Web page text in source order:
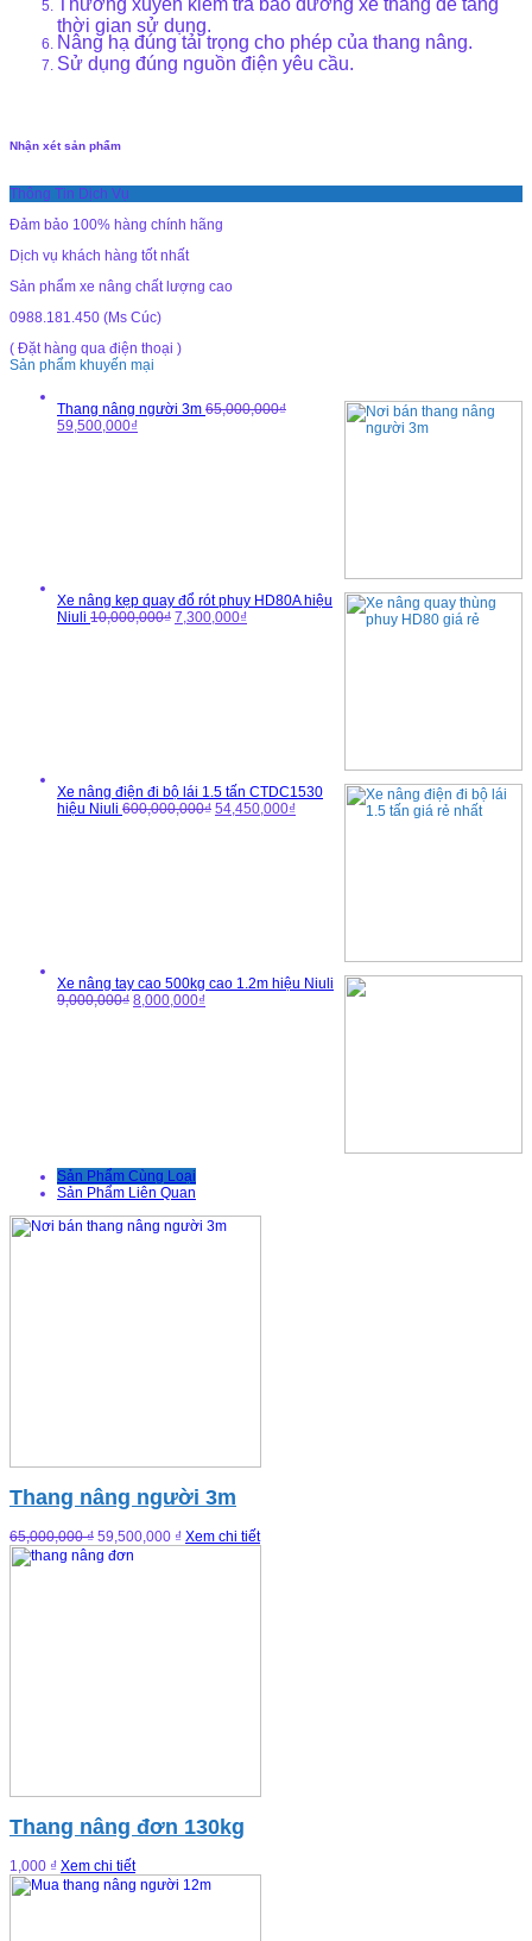
Thường xuyên kiểm tra bảo dưỡng xe thang để tăng
thời gian sử dụng.
Nâng hạ đúng tải trọng cho phép của thang nâng.
Sử dụng đúng nguồn điện yêu cầu.
Nhận xét sản phẩm
Thông Tin Dịch Vụ
Đảm bảo 100% hàng chính hãng
Dịch vụ khách hàng tốt nhất
Sản phẩm xe nâng chất lượng cao
0988.181.450 (Ms Cúc)
( Đặt hàng qua điện thoại )
Sản phẩm khuyến mại
Thang nâng người 3m 65,000,000₫
59,500,000₫
Xe nâng kẹp quay đổ rót phuy HD80A hiệu
Niuli 10,000,000₫ 7,300,000₫
Xe nâng điện đi bộ lái 1.5 tấn CTDC1530
hiệu Niuli 600,000,000₫ 54,450,000₫
Xe nâng tay cao 500kg cao 1.2m hiệu Niuli
9,000,000₫ 8,000,000₫
Sản Phẩm Cùng Loại
Sản Phẩm Liên Quan
Thang nâng người 3m
65,000,000 ₫ 59,500,000 ₫ Xem chi tiết
Thang nâng đơn 130kg
1,000 ₫ Xem chi tiết